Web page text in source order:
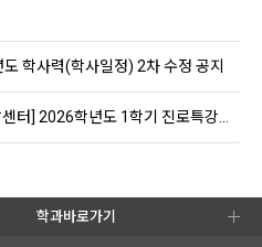
학사력(학사일정) 2차 수정 공지
학년도 1학기 진로특강(대인관계 기술, 연애심리) 프로그램 안내
학과바로가기